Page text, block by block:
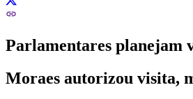
Parlamentares planejam
Moraes autorizou visita,